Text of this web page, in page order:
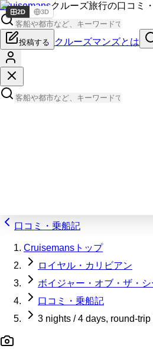
Cruisemansクルーズ旅行の口コミ
投稿する クルーズマンズとは
口コミ・乗船記
Cruisemansトップ
ロイヤル・カリビアン
ボイジャー・オブ・ザ・
口コミ・乗船記
3 nights / 4 days, round-
2D 3D